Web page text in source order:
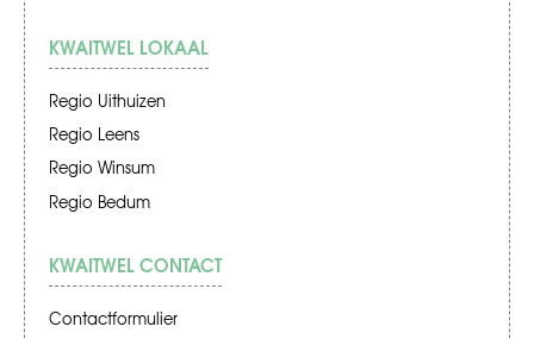
KWAITWEL LOKAAL
Regio Uithuizen
Regio Leens
Regio Winsum
Regio Bedum
KWAITWEL CONTACT
Contactformulier